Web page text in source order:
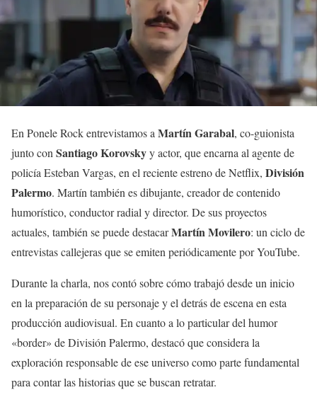
En Ponele Rock entrevistamos a Martín Garabal, co-guionista
junto con Santiago Korovskyy actor, que encarna al agente de
policía Esteban Vargas, en el reciente estreno de Netflix, División
Palermo. Martín también es dibujante, creador de contenido
humorístico, conductor radial y director. De sus proyectos
actuales, también se puede destacarMartín Movilero: un ciclo de
entrevistas callejeras que se emiten periódicamente por YouTube.
Durante la charla, nos contó sobre cómo trabajó desde un inicio
en la preparación de su personaje y el detrás de escena en esta
producción audiovisual. En cuanto a lo particular del humor
«border» de División Palermo, destacó que considera la
exploración responsable de ese universo como parte fundamental
para contar las historias que se buscan retratar.